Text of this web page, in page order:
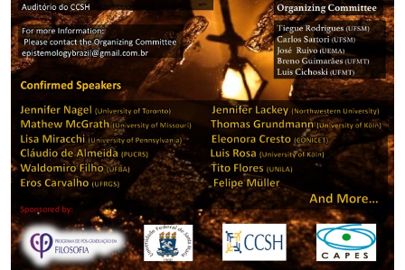
Ministério da Mulher, da Família e dos Direitos Humanos
Secretaria-Geral
Secretaria de Governo
Gabinete de Segurança Institucional
Advocacia-Geral da União
Banco Central do Brasil